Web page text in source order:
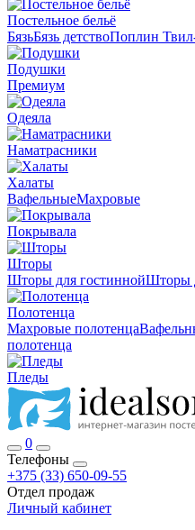
Постельное бельё
БязьБязь детствоПоплин
Подушки
Премиум
Одеяла
Наматрасники
Халаты
ВафельныеМахровые
Покрывала
Шторы
Шторы для гостиннойШторы
Полотенца
Махровые полотенца
полотенца
Пледы
0
Телефоны
+375 (33) 650-09-55
Отдел продаж
Личный кабинет